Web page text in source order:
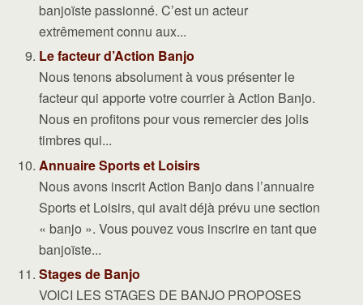
banjoïste passionné. C’est un acteur
extrêmement connu aux...
Le facteur d’Action Banjo
Nous tenons absolument à vous présenter le
facteur qui apporte votre courrier à Action Banjo.
Nous en profitons pour vous remercier des jolis
timbres qui...
Annuaire Sports et Loisirs
Nous avons inscrit Action Banjo dans l’annuaire
Sports et Loisirs, qui avait déjà prévu une section
« banjo ». Vous pouvez vous inscrire en tant que
banjoïste...
Stages de Banjo
VOICI LES STAGES DE BANJO PROPOSES